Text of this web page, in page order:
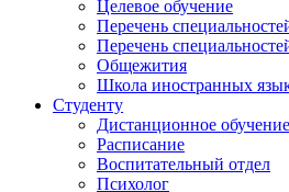
Целевое обучение
Перечень
Перечень
Общежития
Школа иностранных
Студенту
Дистанционное обучение
Расписание
Воспитательный отдел
Психолог